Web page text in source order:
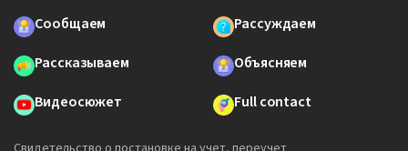
Сообщаем
Рассуждаем
Рассказываем
Объясняем
Видеосюжет
Full contact